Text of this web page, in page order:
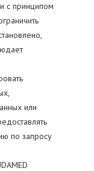
с принципом
или
по запросу